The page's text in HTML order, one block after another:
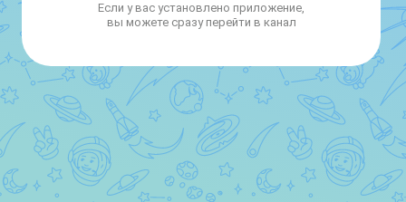
Если у вас установлено приложение,
вы можете сразу перейти в канал